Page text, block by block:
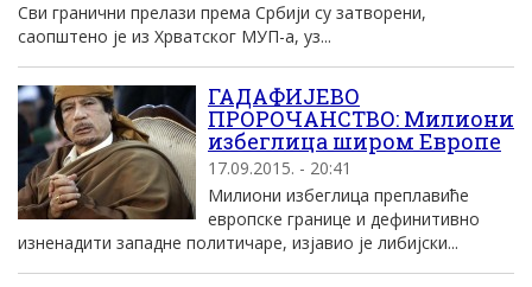
Сви гранични прелази према Србији су затворени,
саопштено је из Хрватског МУП-а, уз...
ГАДАФИЈЕВО
ПРОРОЧАНСТВО: Милиони
избеглица широм Европе
17.09.2015. - 20:41
Милиони избеглица преплавиће
европске границе и дефинитивно
изненадити западне политичаре, изјавио је либијски...